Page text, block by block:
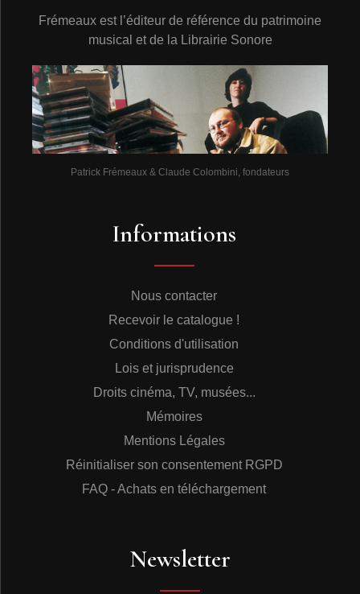
Frémeaux est l’éditeur de référence du patrimoine
musical et de la Librairie Sonore
Patrick Frémeaux & Claude Colombini, fondateurs
Informations
Nous contacter
Recevoir le catalogue !
Conditions d'utilisation
Lois et jurisprudence
Droits cinéma, TV, musées...
Mémoires
Mentions Légales
Réinitialiser son consentement RGPD
FAQ - Achats en téléchargement
Newsletter